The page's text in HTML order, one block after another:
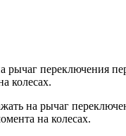
рычаг переключения
колесах.
на рычаг
на колесах.